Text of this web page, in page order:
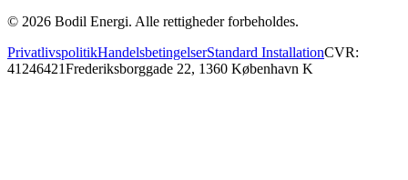
© 2026 Bodil Energi. Alle rettigheder forbeholdes.
PrivatlivspolitikHandelsbetingelserStandard InstallationCVR:
41246421Frederiksborggade 22, 1360 København K